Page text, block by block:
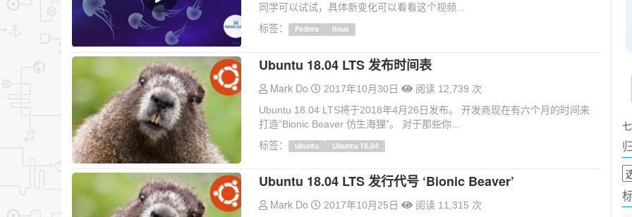
同学可以试试，具体新变化可以看看这个视频...
标签：
Fedora linux
Ubuntu 18.04 LTS 发布时间表
Mark Do 2017年10月30日
阅读 12,739 次
Ubuntu 18.04 LTS将于2018年4月26日发布。 开发商现在有六个月的时间来
打造“Bionic Beaver 仿生海狸”。 对于那些你...
标签：
ubuntu Ubuntu 18.04
Ubuntu 18.04 LTS 发行代号 ‘Bionic Beaver’
Mark Do 2017年10月25日
阅读 11,315 次
归
档